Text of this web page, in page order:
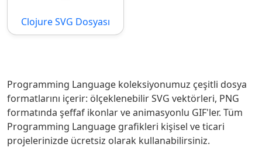
Clojure SVG Dosyası
Programming Language koleksiyonumuz çeşitli dosya
formatlarını içerir: ölçeklenebilir SVG vektörleri, PNG
formatında şeffaf ikonlar ve animasyonlu GIF'ler. Tüm
Programming Language grafikleri kişisel ve ticari
projelerinizde ücretsiz olarak kullanabilirsiniz.